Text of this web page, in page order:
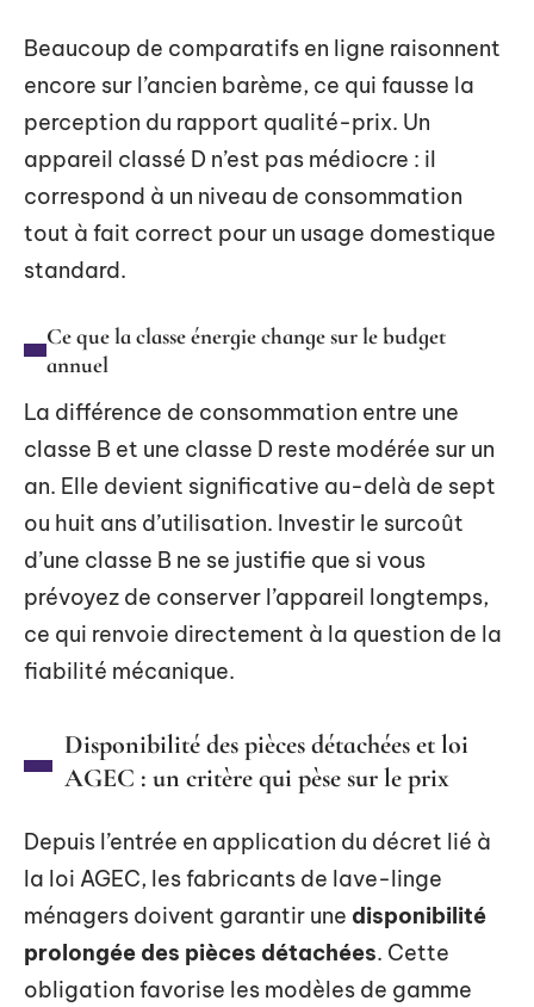
Beaucoup de comparatifs en ligne raisonnent
encore sur l’ancien barème, ce qui fausse la
perception du rapport qualité-prix. Un
appareil classé D n’est pas médiocre : il
correspond à un niveau de consommation
tout à fait correct pour un usage domestique
standard.
Ce que la classe énergie change sur le budget
annuel
La différence de consommation entre une
classe B et une classe D reste modérée sur un
an. Elle devient significative au-delà de sept
ou huit ans d’utilisation. Investir le surcoût
d’une classe B ne se justifie que si vous
prévoyez de conserver l’appareil longtemps,
ce qui renvoie directement à la question de la
fiabilité mécanique.
Disponibilité des pièces détachées et loi
AGEC : un critère qui pèse sur le prix
Depuis l’entrée en application du décret lié à
la loi AGEC, les fabricants de lave-linge
ménagers doivent garantir une disponibilité
prolongée des pièces détachées. Cette
obligation favorise les modèles de gamme